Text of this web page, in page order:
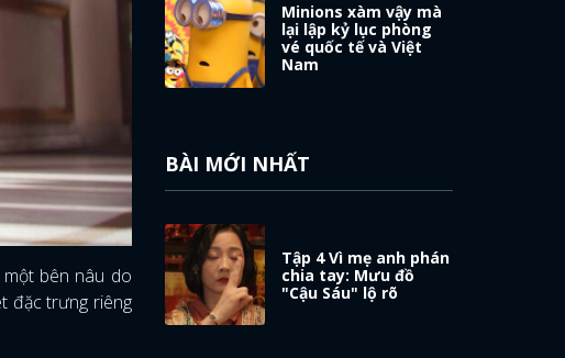
bên nâu do
đặc trưng riêng
Minions xàm vậy mà
lại lập kỷ lục phòng
vé quốc tế và Việt
Nam
BÀI MỚI NHẤT
Tập 4 Vì mẹ anh phán
chia tay: Mưu đồ
"Cậu Sáu" lộ rõ